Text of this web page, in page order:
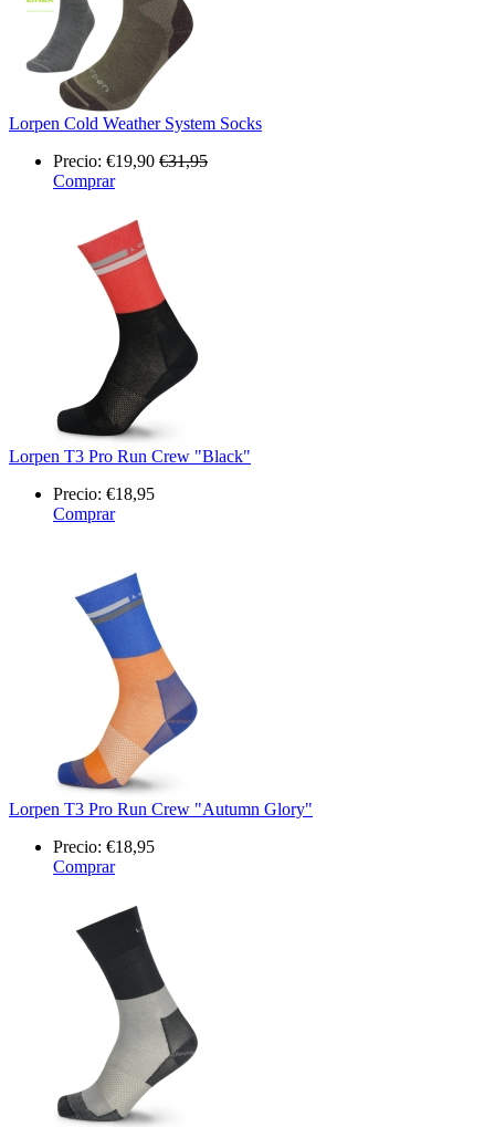
Lorpen Cold Weather System Socks
Precio: €19,90 €31,95
Comprar
Lorpen T3 Pro Run Crew "Black"
Precio: €18,95
Comprar
Lorpen T3 Pro Run Crew "Autumn Glory"
Precio: €18,95
Comprar